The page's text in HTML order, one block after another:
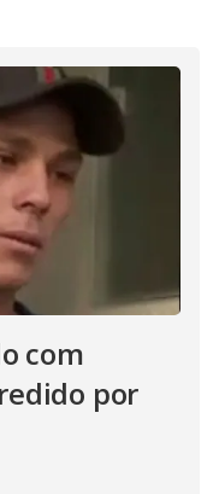
com
por